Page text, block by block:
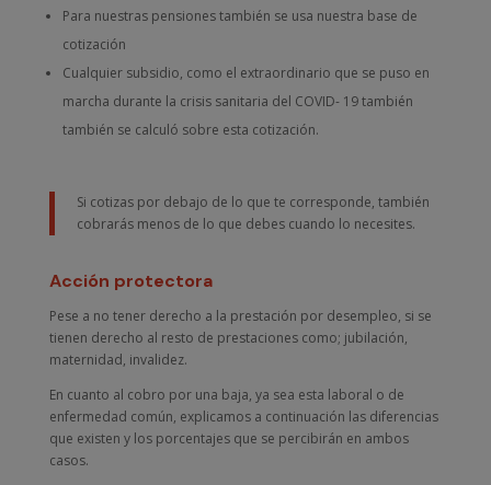
Para nuestras pensiones también se usa nuestra base de
cotización
Cualquier subsidio, como el extraordinario que se puso en
marcha durante la crisis sanitaria del COVID- 19 también
también se calculó sobre esta cotización.
Si cotizas por debajo de lo que te corresponde, también
cobrarás menos de lo que debes cuando lo necesites.
Acción protectora
Pese a no tener derecho a la prestación por desempleo, si se
tienen derecho al resto de prestaciones como; jubilación,
maternidad, invalidez.
En cuanto al cobro por una baja, ya sea esta laboral o de
enfermedad común, explicamos a continuación las diferencias
que existen y los porcentajes que se percibirán en ambos
casos.